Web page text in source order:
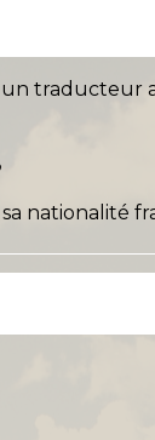
traducteur
nationalité